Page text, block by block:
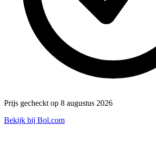
Prijs gecheckt op 8 augustus 2026
Bekijk bij Bol.com